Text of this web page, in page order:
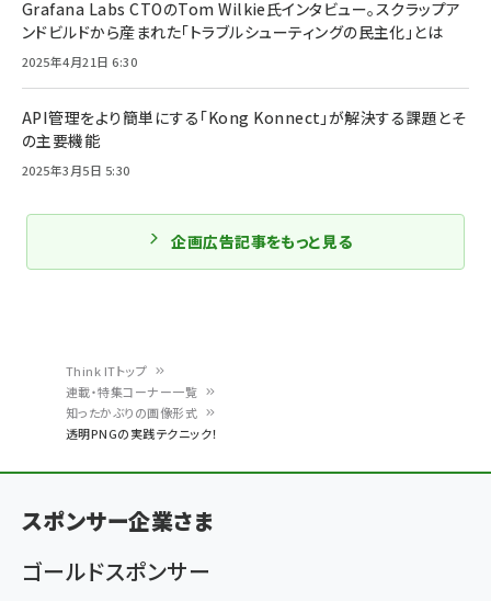
く
ず
Think ITトップ
連載・特集コーナー一覧
知ったかぶりの画像形式
透明PNGの実践テクニック！
Grafana Labs CTOのTom Wilkie氏インタビュー。スクラップア
ンドビルドから産まれた「トラブルシューティングの民主化」とは
2025年4月21日 6:30
API管理をより簡単にする「Kong Konnect」が解決する課題とそ
の主要機能
2025年3月5日 5:30
企画広告記事をもっと見る
スポンサー企業さま
ゴールドスポンサー